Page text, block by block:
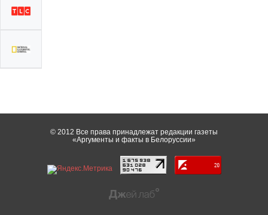
© 2012 Все права принадлежат редакции газеты
«Аргументы и факты в Белоруссии»